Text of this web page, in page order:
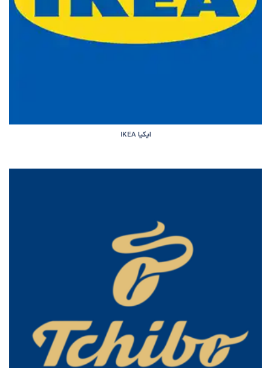
ایکیا IKEA